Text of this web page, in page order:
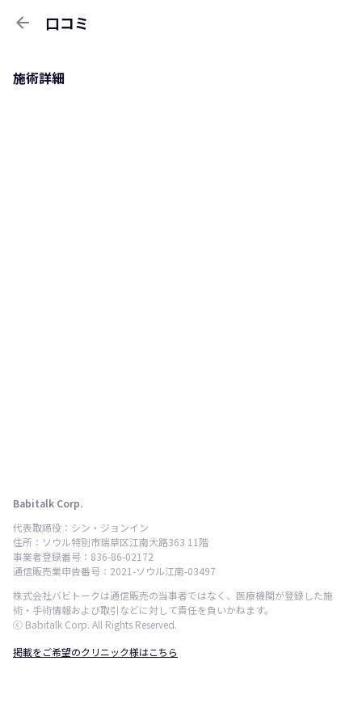
arrow_back 口コミ
施術詳細
Babitalk Corp.
代表取締役：シン・ジョンイン
住所：ソウル特別市瑞草区江南大路363 11階
事業者登録番号：836-86-02172
通信販売業申告番号：2021-ソウル江南-03497
株式会社バビトークは通信販売の当事者ではなく、医療機関が登録した施
術・手術情報および取引などに対して責任を負いかねます。
ⓒ Babitalk Corp. All Rights Reserved.
掲載をご希望のクリニック様はこちら